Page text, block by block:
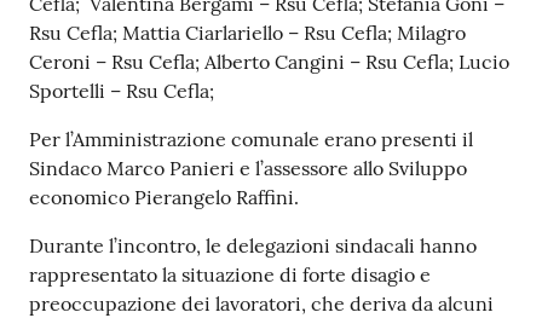
Rsu Cefla; Mattia Ciarlariello – Rsu Cefla; Milagro
Ceroni – Rsu Cefla; Alberto Cangini – Rsu Cefla; Lucio
Sportelli – Rsu Cefla;
Per l’Amministrazione comunale erano presenti il
Sindaco Marco Panieri e l’assessore allo Sviluppo
economico Pierangelo Raffini.
Durante l’incontro, le delegazioni sindacali hanno
rappresentato la situazione di forte disagio e
preoccupazione dei lavoratori, che deriva da alcuni